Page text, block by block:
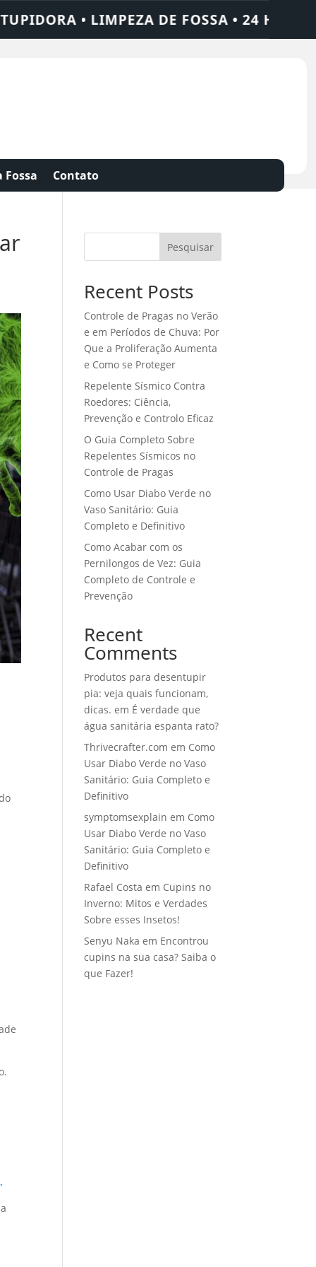
DE FOSSA • 24 HORAS • CHAME
Fossa Contato
Pesquisar
Recent Posts
Controle de Pragas no Verão
e em Períodos de Chuva: Por
Que a Proliferação Aumenta
e Como se Proteger
Repelente Sísmico Contra
Roedores: Ciência,
Prevenção e Controlo Eficaz
O Guia Completo Sobre
Repelentes Sísmicos no
Controle de Pragas
Como Usar Diabo Verde no
Vaso Sanitário: Guia
Completo e Definitivo
Como Acabar com os
Pernilongos de Vez: Guia
Completo de Controle e
Prevenção
Recent
Comments
Produtos para desentupir
pia: veja quais funcionam,
dicas. em É verdade que
água sanitária espanta rato?
Thrivecrafter.com em Como
Usar Diabo Verde no Vaso
Sanitário: Guia Completo e
Definitivo
symptomsexplain em Como
Usar Diabo Verde no Vaso
Sanitário: Guia Completo e
Definitivo
Rafael Costa em Cupins no
Inverno: Mitos e Verdades
Sobre esses Insetos!
Senyu Naka em Encontrou
cupins na sua casa? Saiba o
que Fazer!